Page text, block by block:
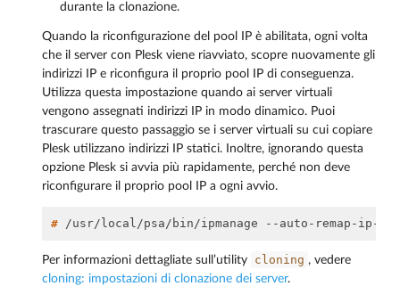
durante la clonazione.
Quando la riconfigurazione del pool IP è abilitata, ogni volta
che il server con Plesk viene riavviato, scopre nuovamente gli
indirizzi IP e riconfigura il proprio pool IP di conseguenza.
Utilizza questa impostazione quando ai server virtuali
vengono assegnati indirizzi IP in modo dinamico. Puoi
trascurare questo passaggio se i server virtuali su cui copiare
Plesk utilizzano indirizzi IP statici. Inoltre, ignorando questa
opzione Plesk si avvia più rapidamente, perché non deve
riconfigurare il proprio pool IP a ogni avvio.
# /usr/local/psa/bin/ipmanage --auto-remap-ip-
Per informazioni dettagliate sull’utility cloning , vedere
cloning: impostazioni di clonazione dei server.